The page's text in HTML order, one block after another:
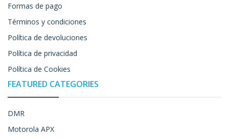
Formas de pago
Términos y condiciones
Política de devoluciones
Política de privacidad
Política de Cookies
FEATURED CATEGORIES
DMR
Motorola APX